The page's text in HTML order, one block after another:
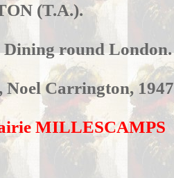
(T.A.).
Dining round
Noel Carrington,
MILLESCAMPS